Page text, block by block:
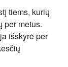
tiems, kurių
per metus.
išskyrė per